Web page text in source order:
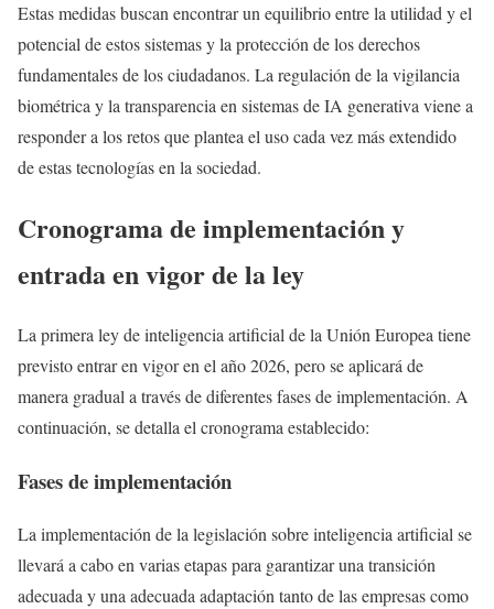
Estas medidas buscan encontrar un equilibrio entre la utilidad y el
potencial de estos sistemas y la protección de los derechos
fundamentales de los ciudadanos. La regulación de la vigilancia
biométrica y la transparencia en sistemas de IA generativa viene a
responder a los retos que plantea el uso cada vez más extendido
de estas tecnologías en la sociedad.
Cronograma de implementación y
entrada en vigor de la ley
La primera ley de inteligencia artificial de la Unión Europea tiene
previsto entrar en vigor en el año 2026, pero se aplicará de
manera gradual a través de diferentes fases de implementación. A
continuación, se detalla el cronograma establecido:
Fases de implementación
La implementación de la legislación sobre inteligencia artificial se
llevará a cabo en varias etapas para garantizar una transición
adecuada y una adecuada adaptación tanto de las empresas como